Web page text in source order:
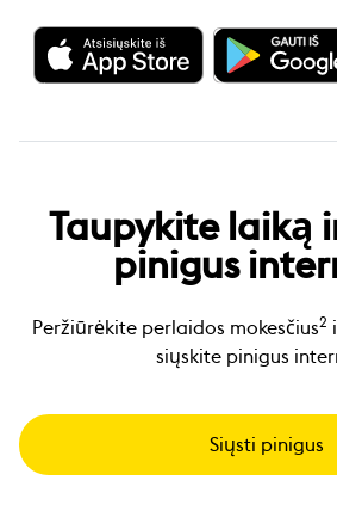
Taupykite laiką
pinigus
Peržiūrėkite perlaidos mokesčius2
siųskite pinigus
Siųsti pinigus